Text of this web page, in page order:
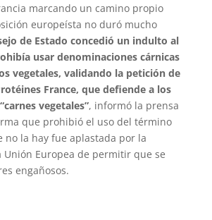
marcando un camino propio
europeísta no duró mucho
de Estado concedió un indulto al
usar denominaciones cárnicas
vegetales, validando la petición de
France, que defiende a los
vegetales”, informó la prensa
que prohibió el uso del término
no la hay fue aplastada por la
Unión Europea de permitir que se
engañosos.